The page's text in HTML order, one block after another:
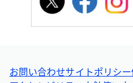
お問い合わせサイトポリシー